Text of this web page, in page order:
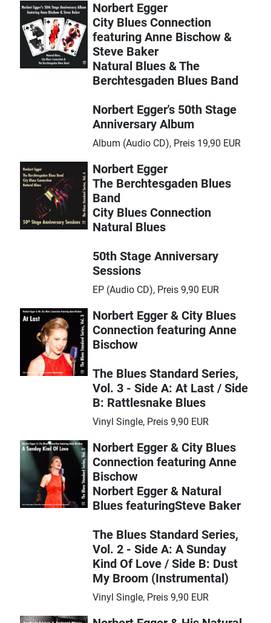
Norbert Egger
City Blues Connection
featuring Anne Bischow &
Steve Baker
Natural Blues & The
Berchtesgaden Blues Band
Norbert Egger's 50th Stage
Anniversary Album
Album (Audio CD), Preis 19,90 EUR
Norbert Egger
The Berchtesgaden Blues
Band
City Blues Connection
Natural Blues
50th Stage Anniversary
Sessions
EP (Audio CD), Preis 9,90 EUR
Norbert Egger & City Blues
Connection featuring Anne
Bischow
The Blues Standard Series,
Vol. 3 - Side A: At Last / Side
B: Rattlesnake Blues
Vinyl Single, Preis 9,90 EUR
Norbert Egger & City Blues
Connection featuring Anne
Bischow
Norbert Egger & Natural
Blues featuringSteve Baker
The Blues Standard Series,
Vol. 2 - Side A: A Sunday
Kind Of Love / Side B: Dust
My Broom (Instrumental)
Vinyl Single, Preis 9,90 EUR